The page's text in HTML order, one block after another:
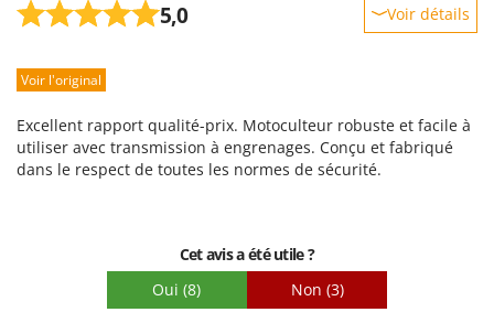
5,0 Voir détails
Prestations
Qualité / Prix
Facilité de montage
Voir l'original
Excellent rapport qualité-prix. Motoculteur robuste et facile à
utiliser avec transmission à engrenages. Conçu et fabriqué
dans le respect de toutes les normes de sécurité.
Cet avis a été utile ?
Oui (8) Non (3)